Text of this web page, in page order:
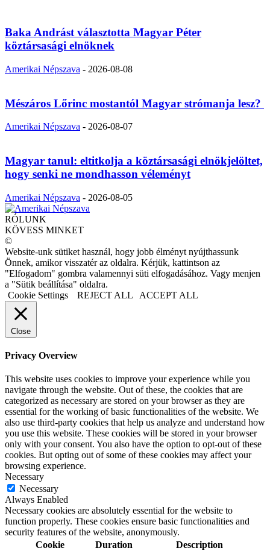
Baka Andrást választotta Magyar Péter
köztársasági elnöknek
Amerikai Népszava - 2026-08-08
Mészáros Lőrinc mostantól Magyar strómanja lesz?
Amerikai Népszava - 2026-08-07
Magyar tanul: eltitkolja a köztársasági elnökjelöltet,
hogy senki ne mondhasson véleményt
Amerikai Népszava - 2026-08-05
RÓLUNK
KÖVESS MINKET
©
Website-unk sütiket használ, hogy jobb élményt nyújthassunk
Önnek, amikor visszatér az oldalra. Kérjük, kattintson az
"Elfogadom" gombra valamennyi süti elfogadásához. Vagy menjen
a "Sütik beállítása" oldalra.
Cookie Settings
REJECT ALL ACCEPT ALL
Close
Privacy Overview
This website uses cookies to improve your experience while you
navigate through the website. Out of these, the cookies that are
categorized as necessary are stored on your browser as they are
essential for the working of basic functionalities of the website. We
also use third-party cookies that help us analyze and understand how
you use this website. These cookies will be stored in your browser
only with your consent. You also have the option to opt-out of these
cookies. But opting out of some of these cookies may affect your
browsing experience.
Necessary
Necessary
Always Enabled
Necessary cookies are absolutely essential for the website to
function properly. These cookies ensure basic functionalities and
security features of the website, anonymously.
Cookie
Duration Description